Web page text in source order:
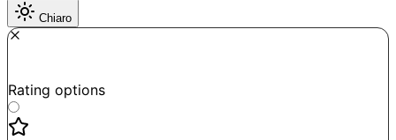
Chiaro
Rating options